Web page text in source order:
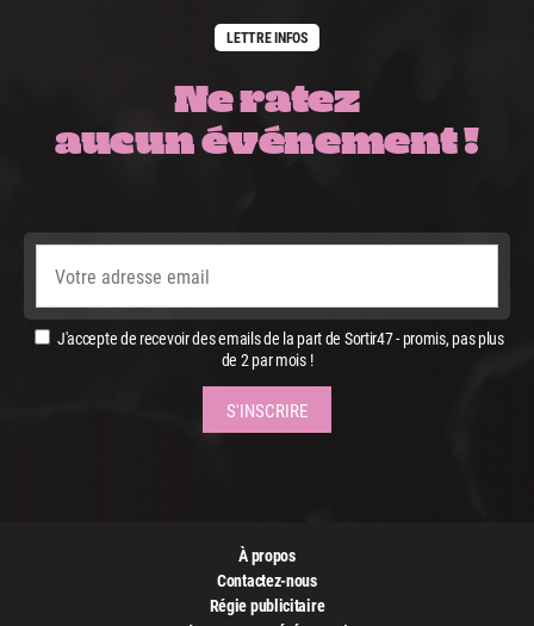
LETTRE INFOS
Ne ratez
aucun événement !
J'accepte de recevoir des emails de la part de Sortir47 - promis, pas plus
de 2 par mois !
À propos
Contactez-nous
Régie publicitaire